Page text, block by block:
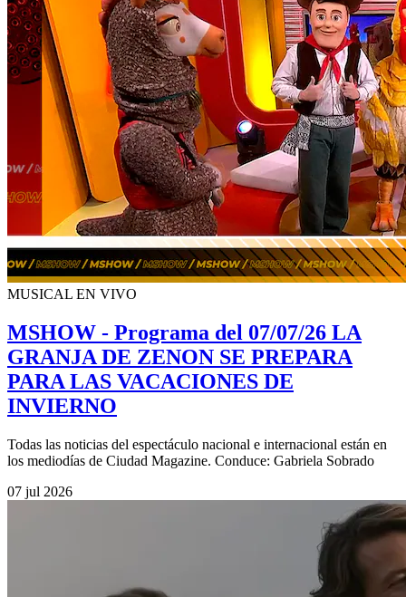
MUSICAL EN VIVO
MSHOW - Programa del 07/07/26 LA
GRANJA DE ZENON SE PREPARA
PARA LAS VACACIONES DE
INVIERNO
Todas las noticias del espectáculo nacional e internacional están en
los mediodías de Ciudad Magazine. Conduce: Gabriela Sobrado
07 jul 2026